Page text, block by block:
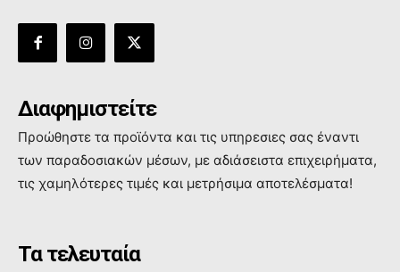
Διαφημιστείτε
Προώθηστε τα προϊόντα και τις υπηρεσιες σας έναντι
των παραδοσιακών μέσων, με αδιάσειστα επιχειρήματα,
τις χαμηλότερες τιμές και μετρήσιμα αποτελέσματα!
Τα τελευταία